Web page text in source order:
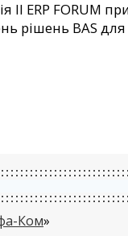
II ERP FORUM
рішень BAS для
Ком»